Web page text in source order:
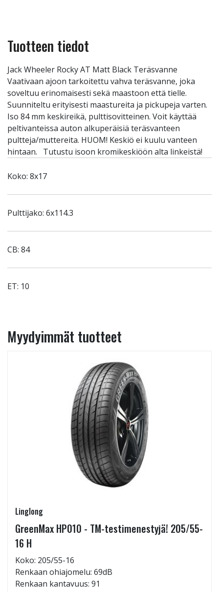
Tuotteen tiedot
Jack Wheeler Rocky AT Matt Black Teräsvanne
Vaativaan ajoon tarkoitettu vahva teräsvanne, joka
soveltuu erinomaisesti sekä maastoon että tielle.
Suunniteltu erityisesti maastureita ja pickupeja varten.
Iso 84 mm keskireikä, pulttisovitteinen. Voit käyttää
peltivanteissa auton alkuperäisiä teräsvanteen
pultteja/muttereita. HUOM! Keskiö ei kuulu vanteen
hintaan. Tutustu isoon kromikeskiöön alta linkeistä!
Koko: 8x17
Pulttijako: 6x114.3
CB: 84
ET: 10
Myydyimmät tuotteet
Linglong
GreenMax HP010 - TM-testimenestyjä! 205/55-
16 H
Koko: 205/55-16
Renkaan ohiajomelu: 69dB
Renkaan kantavuus: 91